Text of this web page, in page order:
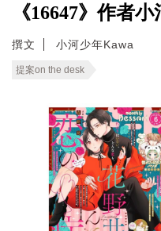
《16647》作者
撰文 小河少年Kawa
提案on the desk